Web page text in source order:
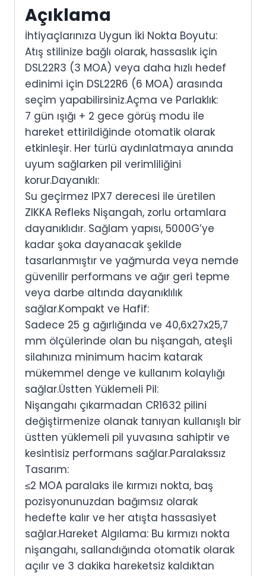
Açıklama
İhtiyaçlarınıza Uygun İki Nokta Boyutu:
Atış stilinize bağlı olarak, hassaslık için
DSL22R3 (3 MOA) veya daha hızlı hedef
edinimi için DSL22R6 (6 MOA) arasında
seçim yapabilirsiniz.Açma ve Parlaklık:
7 gün ışığı + 2 gece görüş modu ile
hareket ettirildiğinde otomatik olarak
etkinleşir. Her türlü aydınlatmaya anında
uyum sağlarken pil verimliliğini
korur.Dayanıklı:
Su geçirmez IPX7 derecesi ile üretilen
ZIKKA Refleks Nişangah, zorlu ortamlara
dayanıklıdır. Sağlam yapısı, 5000G’ye
kadar şoka dayanacak şekilde
tasarlanmıştır ve yağmurda veya nemde
güvenilir performans ve ağır geri tepme
veya darbe altında dayanıklılık
sağlar.Kompakt ve Hafif:
Sadece 25 g ağırlığında ve 40,6x27x25,7
mm ölçülerinde olan bu nişangah, ateşli
silahınıza minimum hacim katarak
mükemmel denge ve kullanım kolaylığı
sağlar.Üstten Yüklemeli Pil:
Nişangahı çıkarmadan CR1632 pilini
değiştirmenize olanak tanıyan kullanışlı bir
üstten yüklemeli pil yuvasına sahiptir ve
kesintisiz performans sağlar.Paralakssız
Tasarım:
≤2 MOA paralaks ile kırmızı nokta, baş
pozisyonunuzdan bağımsız olarak
hedefte kalır ve her atışta hassasiyet
sağlar.Hareket Algılama: Bu kırmızı nokta
nişangahı, sallandığında otomatik olarak
açılır ve 3 dakika hareketsiz kaldıktan